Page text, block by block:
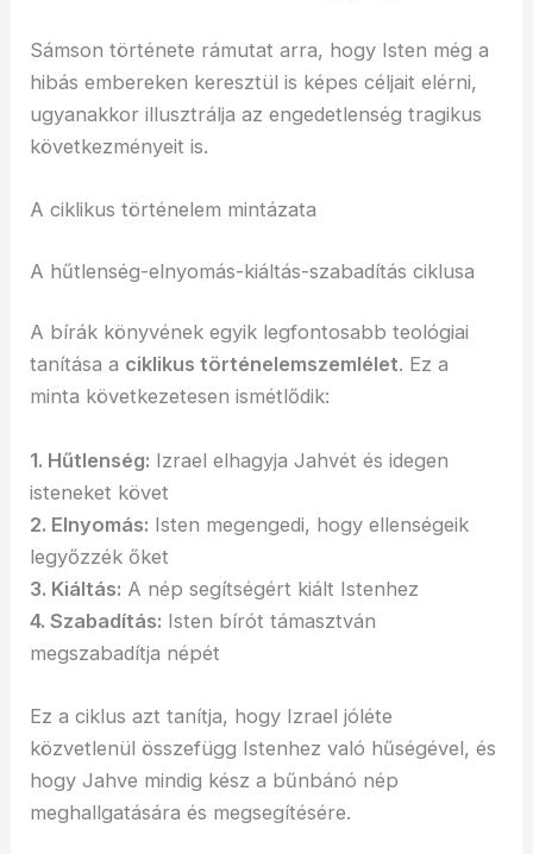
Sámson története rámutat arra, hogy Isten még a
hibás embereken keresztül is képes céljait elérni,
ugyanakkor illusztrálja az engedetlenség tragikus
következményeit is.
A ciklikus történelem mintázata
A hűtlenség-elnyomás-kiáltás-szabadítás ciklusa
A bírák könyvének egyik legfontosabb teológiai
tanítása a ciklikus történelemszemlélet. Ez a
minta következetesen ismétlődik:
1. Hűtlenség: Izrael elhagyja Jahvét és idegen
isteneket követ
2. Elnyomás: Isten megengedi, hogy ellenségeik
legyőzzék őket
3. Kiáltás: A nép segítségért kiált Istenhez
4. Szabadítás: Isten bírót támasztván
megszabadítja népét
Ez a ciklus azt tanítja, hogy Izrael jóléte
közvetlenül összefügg Istenhez való hűségével, és
hogy Jahve mindig kész a bűnbánó nép
meghallgatására és megsegítésére.